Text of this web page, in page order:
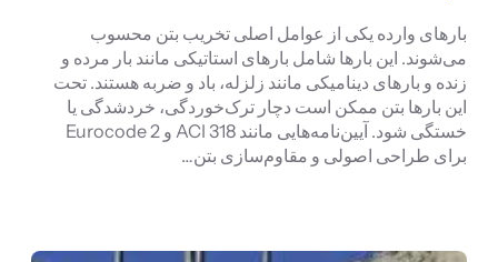
بارهای وارده یکی از عوامل اصلی تخریب بتن محسوب
می‌شوند. این بارها شامل بارهای استاتیکی مانند بار مرده و
زنده و بارهای دینامیکی مانند زلزله، باد و ضربه هستند. تحت
این بارها بتن ممکن است دچار ترک‌خوردگی، خردشدگی یا
خستگی شود. آیین‌نامه‌هایی مانند ACI 318 و Eurocode 2
برای طراحی اصولی و مقاوم‌سازی بتن…